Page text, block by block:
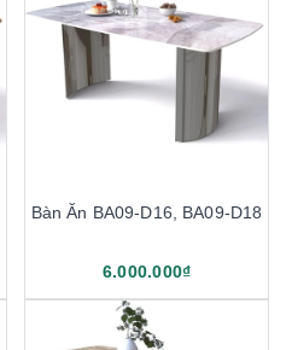
Bàn Ăn BA09-D16, BA09-D18
6.000.000₫